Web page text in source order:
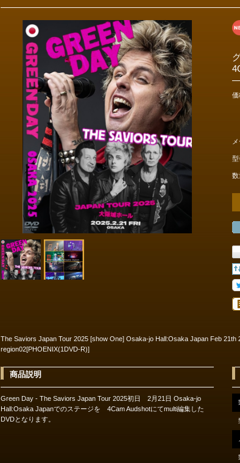
価
型
数
The Saviors Japan Tour 2025 [show One] Osaka-jo Hall:Osaka Japan Feb 21th
region02[PHOENIX(1DVD-R)]
商品説明
Green Day - The Saviors Japan Tour 2025初日 2月21日 Osaka-jo
Hall:Osaka Japanでのステージを 4Cam Audshotにてmulti編集した
DVDとなります。